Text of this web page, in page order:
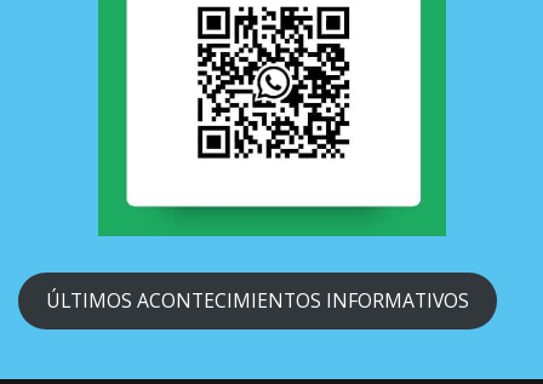
ÚLTIMOS ACONTECIMIENTOS INFORMATIVOS